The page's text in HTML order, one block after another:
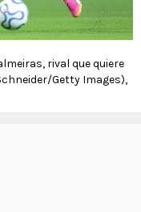
rival que quiere
Getty Images),